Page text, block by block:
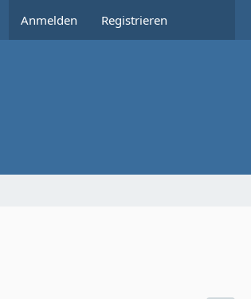
Anmelden Registrieren